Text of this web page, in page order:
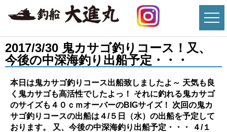
2017/3/30 鬼カサゴ釣りコース！又、
今後の中深海釣り出船予定・・・
本日は鬼カサゴ釣りコース出船致しましたよ～ 天気も良
く鬼カサゴも高活性でしたよっ！ それに釣れる鬼カサゴ
のサイズも４０ｃｍオーバーのBIGサイズ！ 次回の鬼カ
サゴ釣りコースの出船は４/５日（水）の出船を予定して
おります。
又、今後の中深海釣り出船予定・・・ ４/１